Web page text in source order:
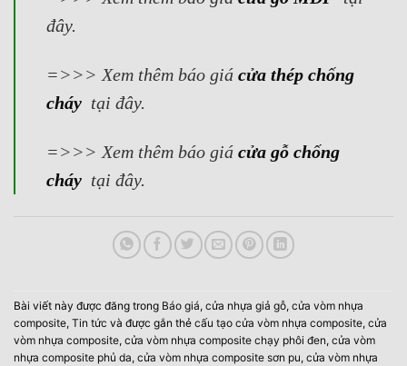
đây.
=>>> Xem thêm báo giá cửa thép chống
cháytại đây.
=>>> Xem thêm báo giá cửa gỗ chống
cháytại đây.
Bài viết này được đăng trong Báo giá, cửa nhựa giả gỗ, cửa vòm nhựa
composite, Tin tức và được gắn thẻ cấu tạo cửa vòm nhựa composite, cửa
vòm nhựa composite, cửa vòm nhựa composite chạy phôi đen, cửa vòm
nhựa composite phủ da, cửa vòm nhựa composite sơn pu, cửa vòm nhựa